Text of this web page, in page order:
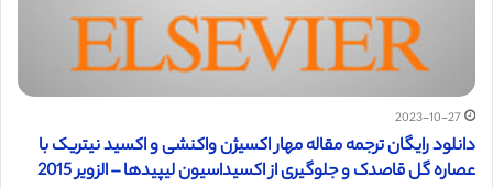
2023-10-27
دانلود رایگان ترجمه مقاله مهار اکسیژن واکنشی و اکسید نیتریک با
عصاره گل قاصدک و جلوگیری از اکسیداسیون لیپیدها – الزویر 2015